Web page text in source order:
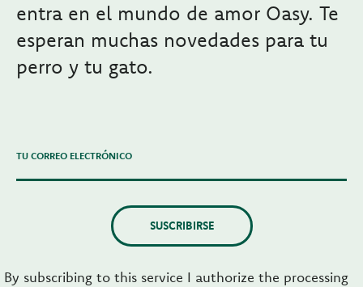
entra en el mundo de amor Oasy. Te
esperan muchas novedades para tu
perro y tu gato.
TU CORREO ELECTRÓNICO
SUSCRIBIRSE
By subscribing to this service I authorize the processing